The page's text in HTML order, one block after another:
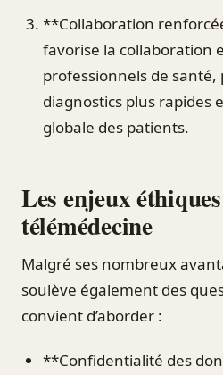
**Collaboration
favorise la collaboration
professionnels de
diagnostics plus rapides
globale des patients.
Les enjeux
télémédecine
Malgré ses nombreux
soulève également des
convient d’aborder :
**Confidentialité des